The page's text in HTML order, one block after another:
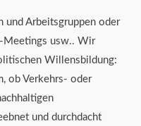
und Arbeitsgruppen oder
Meetings usw.. Wir
Willensbildung:
ob Verkehrs- oder
und durchdacht